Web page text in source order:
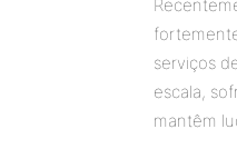
serviços
escala,
mantêm